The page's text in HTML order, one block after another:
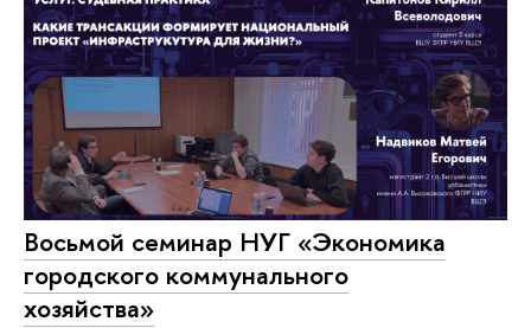
Восьмой семинар НУГ «Экономика
городского коммунального
хозяйства»